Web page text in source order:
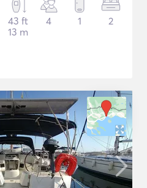
43 ft
13 m
4 1 2